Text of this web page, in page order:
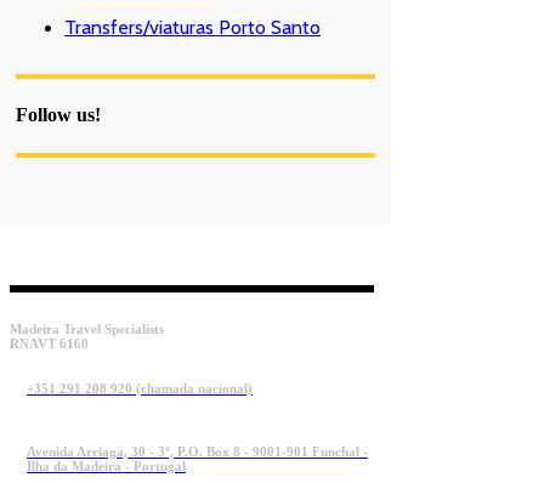
Transfers/viaturas Porto Santo
Follow us!
Madeira Travel Specialists
RNAVT 6160
+351 291 208 920 (chamada nacional)
Avenida Arriaga, 30 - 3º, P.O. Box 8 - 9001-901 Funchal -
Ilha da Madeira - Portugal